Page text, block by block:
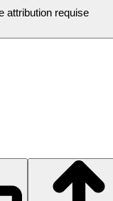
attribution requise